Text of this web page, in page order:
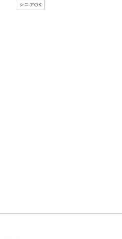
シニアOK